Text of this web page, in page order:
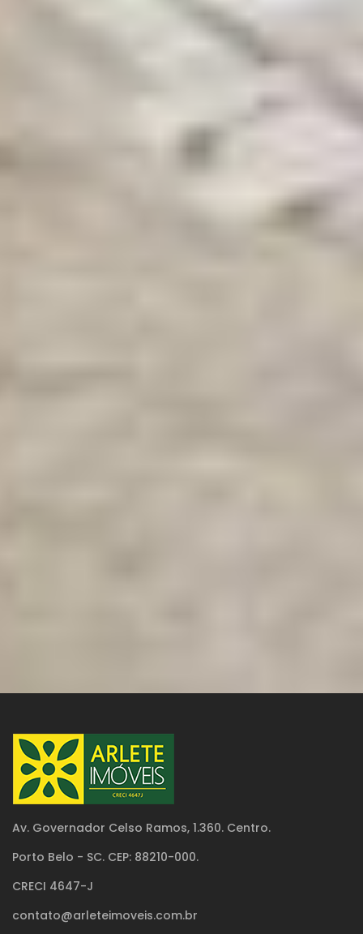
Av. Governador Celso Ramos, 1.360. Centro.
Porto Belo - SC. CEP: 88210-000.
CRECI 4647-J
contato@arleteimoveis.com.br